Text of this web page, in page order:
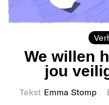
We willen
jou
Tekst Emma Stomp